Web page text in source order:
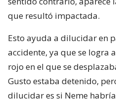
que resultó impactada.
Esto ayuda a dilucidar en
accidente, ya que se logra
rojo en el que se
Gusto estaba detenido,
dilucidar es si Neme